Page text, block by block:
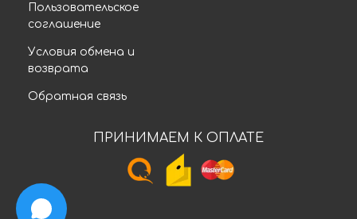
Пользовательское
соглашение
Условия обмена и
возврата
Обратная связь
ПРИНИМАЕМ К ОПЛАТЕ